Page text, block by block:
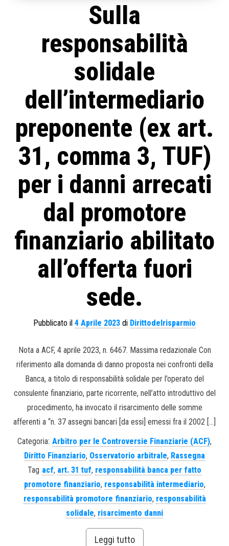
Sulla
responsabilità
solidale
dell’intermediario
preponente (ex art.
31, comma 3, TUF)
per i danni arrecati
dal promotore
finanziario abilitato
all’offerta fuori
sede.
Pubblicato il 4 Aprile 2023 di Dirittodelrisparmio
Nota a ACF, 4 aprile 2023, n. 6467. Massima redazionale Con
riferimento alla domanda di danno proposta nei confronti della
Banca, a titolo di responsabilità solidale per l’operato del
consulente finanziario, parte ricorrente, nell’atto introduttivo del
procedimento, ha invocato il risarcimento delle somme
afferenti a “n. 37 assegni bancari [da essi] emessi fra il 2002 […]
Categoria: Arbitro per le Controversie Finanziarie (ACF),
Diritto Finanziario, Osservatorio arbitrale, Rassegna
Tag acf, art. 31 tuf, responsabilità banca per fatto
promotore finanziario, responsabilità intermediario,
responsabilità promotore finanziario, responsabilità
solidale, risarcimento danni
Leggi tutto